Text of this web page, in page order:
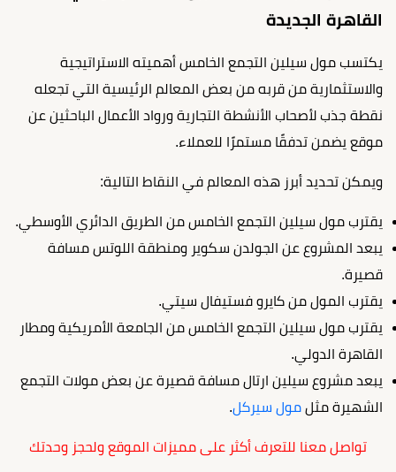
القاهرة الجديدة
يكتسب مول سيلين التجمع الخامس أهميته الاستراتيجية
والاستثمارية من قربه من بعض المعالم الرئيسية التي تجعله
نقطة جذب لأصحاب الأنشطة التجارية ورواد الأعمال الباحثين عن
موقع يضمن تدفقًا مستمرًا للعملاء.
ويمكن تحديد أبرز هذه المعالم في النقاط التالية:
يقترب مول سيلين التجمع الخامس من الطريق الدائري الأوسطي.
يبعد المشروع عن الجولدن سكوير ومنطقة اللوتس مسافة
قصيرة.
يقترب المول من كايرو فستيفال سيتي.
يقترب مول سيلين التجمع الخامس من الجامعة الأمريكية ومطار
القاهرة الدولي.
يبعد مشروع سيلين ارتال مسافة قصيرة عن بعض مولات التجمع
الشهيرة مثل مول سيركل.
تواصل معنا للتعرف أكثر على مميزات الموقع ولحجز وحدتك